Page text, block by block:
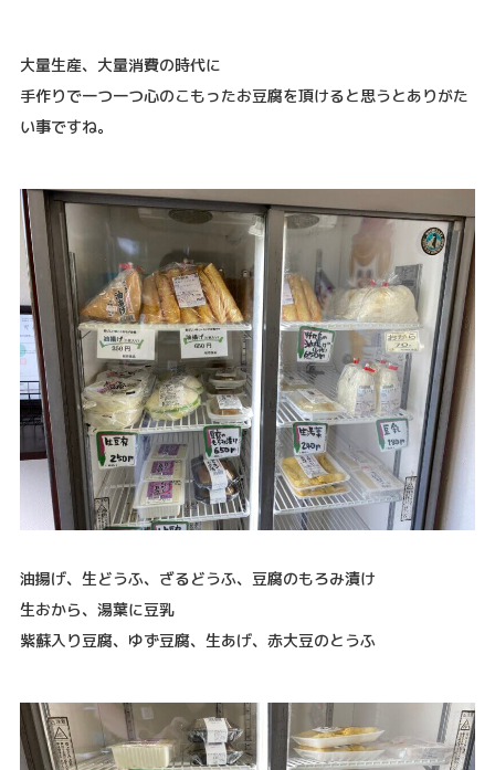
大量生産、大量消費の時代に
手作りで一つ一つ心のこもったお豆腐を頂けると思うとありがた
い事ですね。
油揚げ、生どうふ、ざるどうふ、豆腐のもろみ漬け
生おから、湯葉に豆乳
紫蘇入り豆腐、ゆず豆腐、生あげ、赤大豆のとうふ